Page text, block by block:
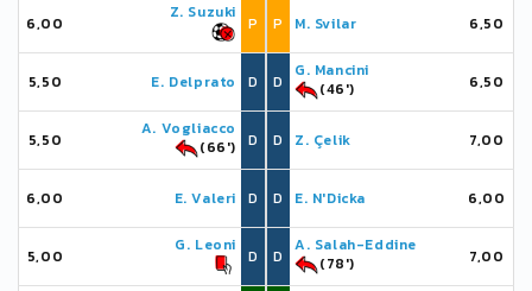
6,00
Z. Suzuki
P
5,50 E. Delprato D
5,50
A. Vogliacco
(66')
D
6,00 E. Valeri D
5,00
G. Leoni
D
P M. Svilar 6,50
D
G. Mancini
(46')
6,50
D Z. Çelik 7,00
D E. N'Dicka 6,00
D
A. Salah-Eddine
(78')
7,00